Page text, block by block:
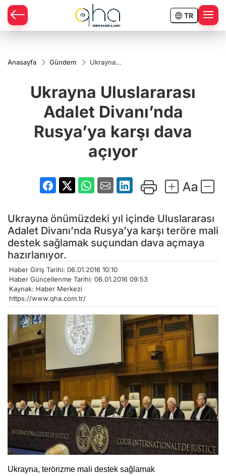
TR
Anasayfa Gündem
Ukrayna
Divanı’nda
Rusya’ya
açıyor
Ukrayna Uluslararası
Adalet Divanı’nda
Rusya’ya karşı dava
açıyor
Ukrayna önümüzdeki yıl içinde Uluslararası
Adalet Divanı’nda Rusya’ya karşı teröre mali
destek sağlamak suçundan dava açmaya
hazırlanıyor.
Haber Giriş Tarihi: 06.01.2016 10:10
Haber Güncellenme Tarihi: 06.01.2016 09:53
Kaynak: Haber Merkezi
https://www.qha.com.tr/
Ukrayna, terörizme mali destek sağlamak